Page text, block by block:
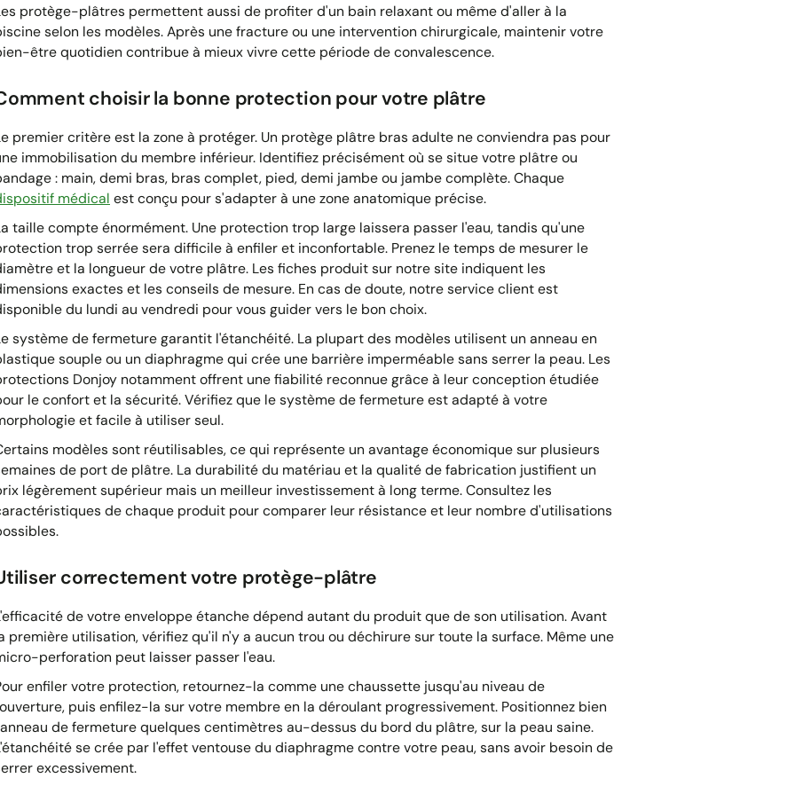
protège-plâtres permettent aussi de profiter d'un bain relaxant ou même d'aller à la
selon les modèles. Après une fracture ou une intervention chirurgicale, maintenir votre
être quotidien contribue à mieux vivre cette période de convalescence.
choisir la bonne protection pour votre plâtre
premier critère est la zone à protéger. Un protège plâtre bras adulte ne conviendra pas pour
immobilisation du membre inférieur. Identifiez précisément où se situe votre plâtre ou
: main, demi bras, bras complet, pied, demi jambe ou jambe complète. Chaque
médical est conçu pour s'adapter à une zone anatomique précise.
taille compte énormément. Une protection trop large laissera passer l'eau, tandis qu'une
trop serrée sera difficile à enfiler et inconfortable. Prenez le temps de mesurer le
et la longueur de votre plâtre. Les fiches produit sur notre site indiquent les
exactes et les conseils de mesure. En cas de doute, notre service client est
du lundi au vendredi pour vous guider vers le bon choix.
système de fermeture garantit l'étanchéité. La plupart des modèles utilisent un anneau en
souple ou un diaphragme qui crée une barrière imperméable sans serrer la peau. Les
Donjoy notamment offrent une fiabilité reconnue grâce à leur conception étudiée
le confort et la sécurité. Vérifiez que le système de fermeture est adapté à votre
et facile à utiliser seul.
modèles sont réutilisables, ce qui représente un avantage économique sur plusieurs
de port de plâtre. La durabilité du matériau et la qualité de fabrication justifient un
légèrement supérieur mais un meilleur investissement à long terme. Consultez les
de chaque produit pour comparer leur résistance et leur nombre d'utilisations
correctement votre protège-plâtre
de votre enveloppe étanche dépend autant du produit que de son utilisation. Avant
première utilisation, vérifiez qu'il n'y a aucun trou ou déchirure sur toute la surface. Même une
perforation peut laisser passer l'eau.
enfiler votre protection, retournez-la comme une chaussette jusqu'au niveau de
puis enfilez-la sur votre membre en la déroulant progressivement. Positionnez bien
de fermeture quelques centimètres au-dessus du bord du plâtre, sur la peau saine.
se crée par l'effet ventouse du diaphragme contre votre peau, sans avoir besoin de
excessivement.